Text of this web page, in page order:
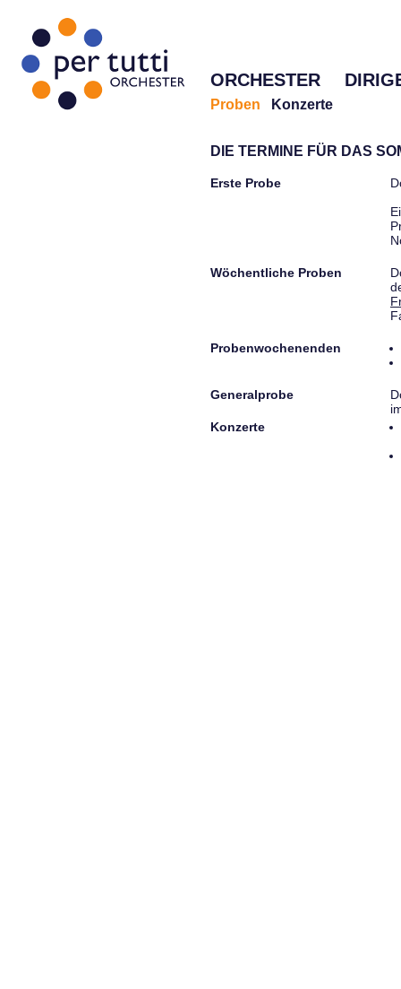
ORCHESTER
Proben Konzerte
DIE TERMINE FÜR DAS
Erste Probe
Wöchentliche Proben
Probenwochenenden
Generalprobe
Konzerte